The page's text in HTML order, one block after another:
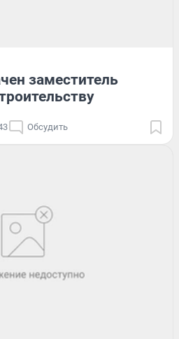
заместитель
Обсудить